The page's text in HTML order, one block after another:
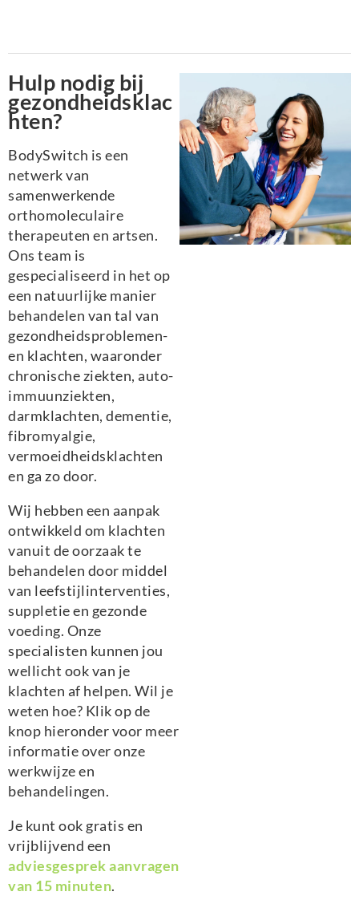
Hulp nodig bij
gezondheidsklac
hten?
BodySwitch is een
netwerk van
samenwerkende
orthomoleculaire
therapeuten en artsen.
Ons team is
gespecialiseerd in het op
een natuurlijke manier
behandelen van tal van
gezondheidsproblemen-
en klachten, waaronder
chronische ziekten, auto-
immuunziekten,
darmklachten, dementie,
fibromyalgie,
vermoeidheidsklachten
en ga zo door.
Wij hebben een aanpak
ontwikkeld om klachten
vanuit de oorzaak te
behandelen door middel
van leefstijlinterventies,
suppletie en gezonde
voeding. Onze
specialisten kunnen jou
wellicht ook van je
klachten af helpen. Wil je
weten hoe? Klik op de
knop hieronder voor meer
informatie over onze
werkwijze en
behandelingen.
Je kunt ook gratis en
vrijblijvend een
adviesgesprek aanvragen
van 15 minuten.